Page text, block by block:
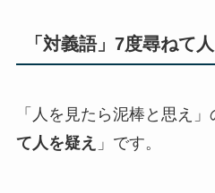
「対義語」7度尋ねて
「人を見たら泥棒と思え」
て人を疑え 」です。